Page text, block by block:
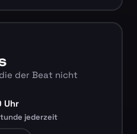
der Beat nicht
Uhr
jederzeit